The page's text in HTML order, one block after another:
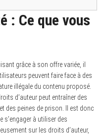
: Ce que vous
grâce à son offre variée, il
peuvent faire face à des
illégale du contenu proposé.
d’auteur peut entraîner des
des peines de prison. Il est donc
s’engager à utiliser des
sur les droits d’auteur,